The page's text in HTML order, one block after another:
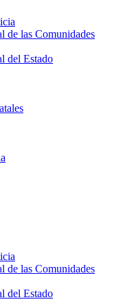
de las Comunidades
del Estado
de las Comunidades
del Estado